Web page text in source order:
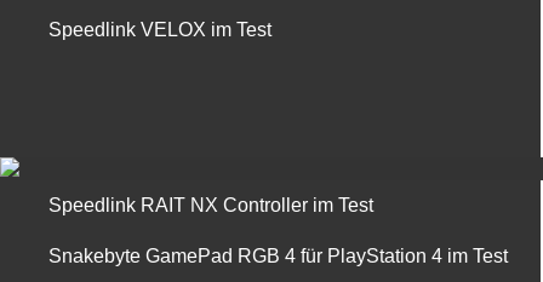
Speedlink VELOX im Test
Speedlink RAIT NX Controller im Test
Snakebyte GamePad RGB 4 für PlayStation 4 im Test